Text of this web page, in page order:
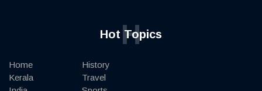
Hot Topics
H
Home
Kerala
History
Travel